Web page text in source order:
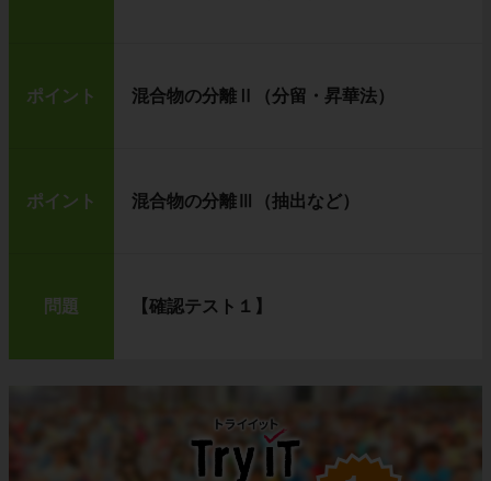
ポイント 混合物の分離Ⅱ（分留・昇華法）
ポイント 混合物の分離Ⅲ（抽出など）
問題 【確認テスト１】